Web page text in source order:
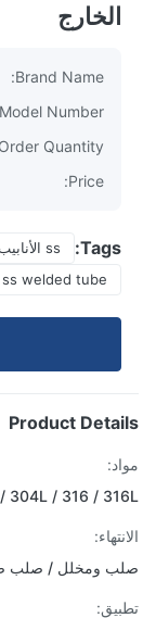
الخارج
Brand Name:
Model Number:
Order Quantity:
Price:
Tags: ss الأنابيب الملحومة
ss welded tube
Product
/ 304L / 316 /
ومخلل / صلب صلب